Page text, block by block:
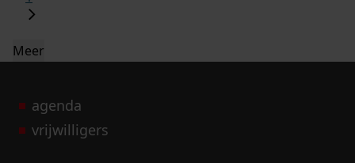
Meer
agenda
vrijwilligers